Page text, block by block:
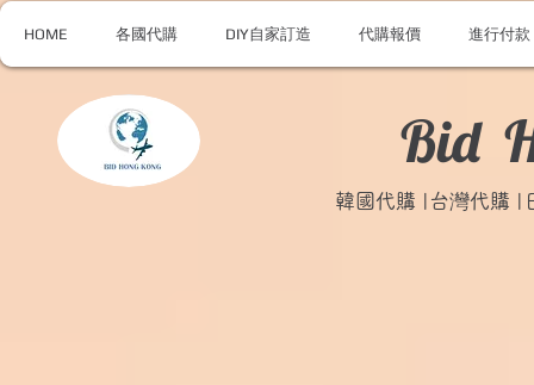
HOME 各國代購 DIY自家訂造 代購報價 進行付款
Bid
韓國代購 |台灣代購 |